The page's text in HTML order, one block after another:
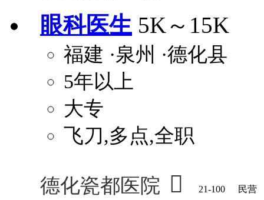
眼科医生 5K～15K
福建 ·泉州 ·德化县
5年以上
大专
飞刀,多点,全职
德化瓷都医院  21-100 民营